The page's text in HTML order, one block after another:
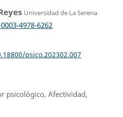
Universidad de La Serena
4978-6262
psico.202302.007
psicológico, Afectividad,